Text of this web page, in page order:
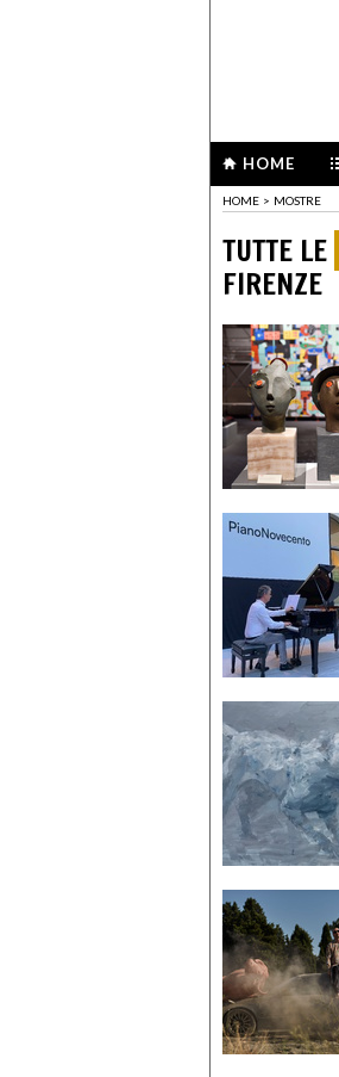
HOME
HOME > MOSTRE
TUTTE LE
FIRENZE